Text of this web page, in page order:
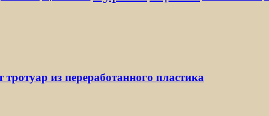
из переработанного пластика